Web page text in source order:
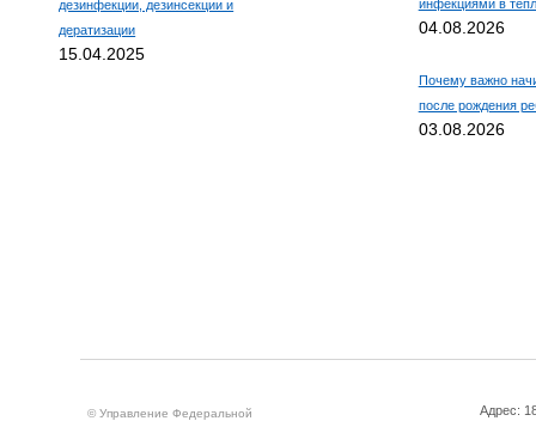
дезинфекции, дезинсекции и
дератизации
15.04.2025
инфекциями в
04.08.2026
Почему важно
после рождения
03.08.2026
© Управление Федеральной
Адрес: